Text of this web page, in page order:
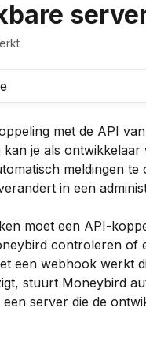
met de API van
je als ontwikkelaar
meldingen te
in een
moet een API-
controleren of
een webhook werkt
stuurt Moneybird
server die de